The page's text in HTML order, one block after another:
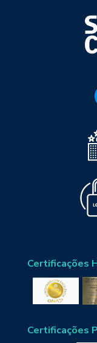
Certificações
Certificações